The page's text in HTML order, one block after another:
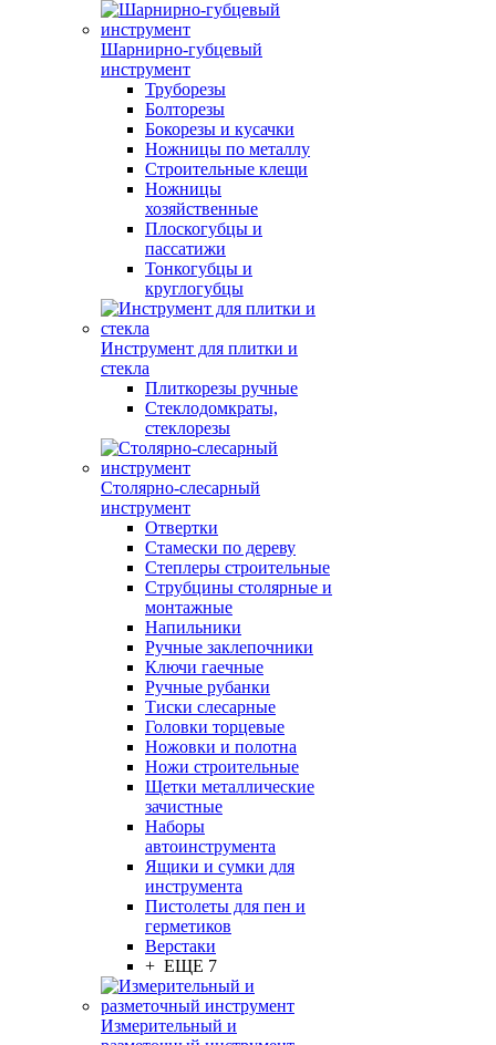
Шарнирно-губцевый
инструмент
Труборезы
Болторезы
Бокорезы и кусачки
Ножницы по металлу
Строительные клещи
Ножницы
хозяйственные
Плоскогубцы и
пассатижи
Тонкогубцы и
круглогубцы
Инструмент для плитки и
стекла
Плиткорезы ручные
Стеклодомкраты,
стеклорезы
Столярно-слесарный
инструмент
Отвертки
Стамески по дереву
Степлеры строительные
Струбцины столярные и
монтажные
Напильники
Ручные заклепочники
Ключи гаечные
Ручные рубанки
Тиски слесарные
Головки торцевые
Ножовки и полотна
Ножи строительные
Щетки металлические
зачистные
Наборы
автоинструмента
Ящики и сумки для
инструмента
Пистолеты для пен и
герметиков
Верстаки
+ ЕЩЕ 7
Измерительный и